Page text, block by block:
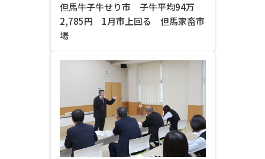
但馬牛子牛せり市 子牛平均94万
2,785円 1月市上回る 但馬家畜市
場